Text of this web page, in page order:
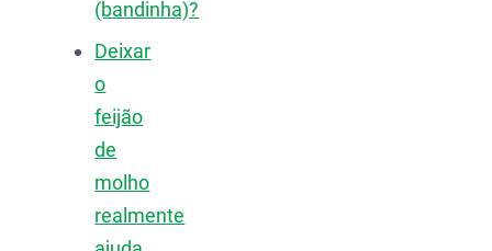
(bandinha)?
Deixar
o
feijão
de
molho
realmente